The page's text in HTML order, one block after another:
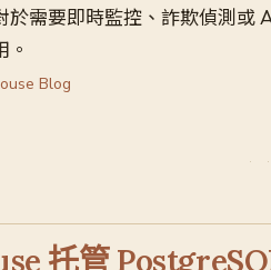
於需要即時監控、詐欺偵測或
Blog
托管